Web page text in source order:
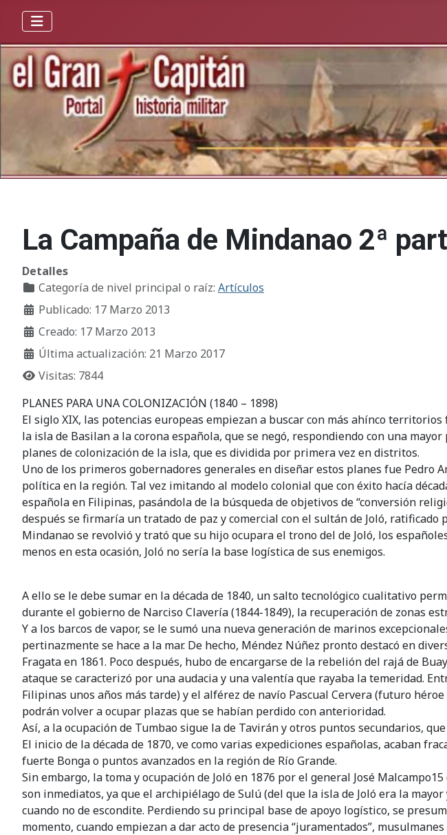
La Campaña de Mindanao 2ª
Detalles
Categoría de nivel principal o raíz: Artículos
Publicado: 17 Marzo 2013
Creado: 17 Marzo 2013
Última actualización: 21 Marzo 2017
Visitas: 7844
PLANES PARA UNA COLONIZACIÓN (1840 – 1898)
El siglo XIX, las potencias europeas empiezan a buscar con más ahínco
la isla de Basilan a la corona española, que se negó, respondiendo con una
planes de colonización de la isla, que es dividida por primera vez en distritos.
Uno de los primeros gobernadores generales en diseñar estos planes fue Pedro
política en la región. Tal vez imitando al modelo colonial que con éxito hacía
española en Filipinas, pasándola de la búsqueda de objetivos de “conversión
después se firmaría un tratado de paz y comercial con el sultán de Joló,
Mindanao se revolvió y trató que su hijo ocupara el trono del de Joló, los
menos en esta ocasión, Joló no sería la base logística de sus enemigos.
A ello se le debe sumar en la década de 1840, un salto tecnológico cualitativo
durante el gobierno de Narciso Clavería (1844-1849), la recuperación de zonas
Y a los barcos de vapor, se le sumó una nueva generación de marinos
pertinazmente se hace a la mar. De hecho, Méndez Núñez pronto destacó en
Fragata en 1861. Poco después, hubo de encargarse de la rebelión del rajá de
ataque se caracterizó por una audacia y una valentía que rayaba la temeridad.
Filipinas unos años más tarde) y el alférez de navío Pascual Cervera (futuro
podrán volver a ocupar plazas que se habían perdido con anterioridad.
Así, a la ocupación de Tumbao sigue la de Tavirán y otros puntos secundarios,
El inicio de la década de 1870, ve como varias expediciones españolas, acaban
fuerte Bonga o puntos avanzados en la región de Río Grande.
Sin embargo, la toma y ocupación de Joló en 1876 por el general José
son inmediatos, ya que el archipiélago de Sulú (del que la isla de Joló era la
cuando no de escondite. Perdiendo su principal base de apoyo logístico, se
momento, cuando empiezan a dar acto de presencia “juramentados”,